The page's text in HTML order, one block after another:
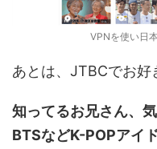
VPNを使い日
あとは、JTBCでお好
知ってるお兄さん、
BTSなどK-POPアイ